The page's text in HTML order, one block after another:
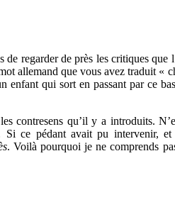
de regarder de près les critiques
allemand que vous avez traduit
enfant qui sort en passant par ce
contresens qu’il y a introduits.
Si ce pédant avait pu intervenir, et
. Voilà pourquoi je ne comprends